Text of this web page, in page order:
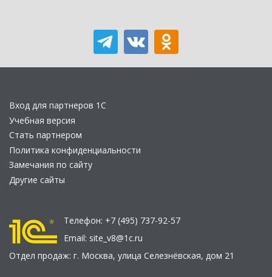
Вход для партнеров 1С
Учебная версия
Стать партнером
Политика конфиденциальности
Замечания по сайту
Другие сайты
Телефон: +7 (495) 737-92-57
Email: site_v8@1c.ru
Отдел продаж: г. Москва, улица Селезнёвская, дом 21